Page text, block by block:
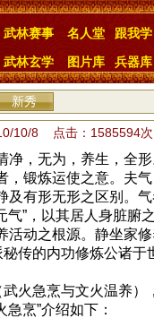
武林赛事 名人堂 跟我学
武林玄学 图片库 兵器库
新秀
10/8 点击：1585594
，无为，养生，全
，锻炼运使之意。夫
及有形无形之区别。
气”，以其居人身脏腑
动之根源。静坐家
传的内功修炼公诸于
火急烹与文火温养）
烹”介绍如下：